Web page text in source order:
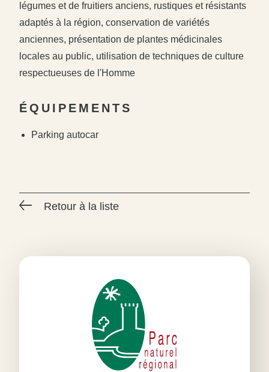
légumes et de fruitiers anciens, rustiques et résistants
adaptés à la région, conservation de variétés
anciennes, présentation de plantes médicinales
locales au public, utilisation de techniques de culture
respectueuses de l'Homme
ÉQUIPEMENTS
Parking autocar
Retour à la liste
#